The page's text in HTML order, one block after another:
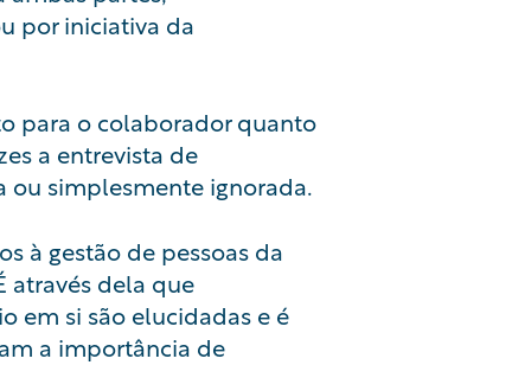
por iniciativa da
para o colaborador quanto
a entrevista de
ou simplesmente ignorada.
à gestão de pessoas da
através dela que
em si são elucidadas e é
a importância de